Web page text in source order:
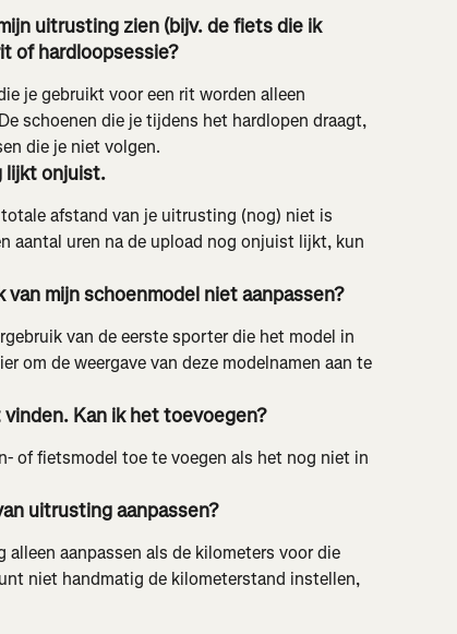
uitrusting zien (bijv. de fiets die ik
of hardloopsessie?
je gebruikt voor een rit worden alleen
schoenen die je tijdens het hardlopen draagt,
die je niet volgen.
lijkt onjuist.
afstand van je uitrusting (nog) niet is
aantal uren na de upload nog onjuist lijkt, kun
mijn schoenmodel niet aanpassen?
van de eerste sporter die het model in
om de weergave van deze modelnamen aan te
Kan ik het toevoegen?
of fietsmodel toe te voegen als het nog niet in
uitrusting aanpassen?
aanpassen als de kilometers voor die
niet handmatig de kilometerstand instellen,